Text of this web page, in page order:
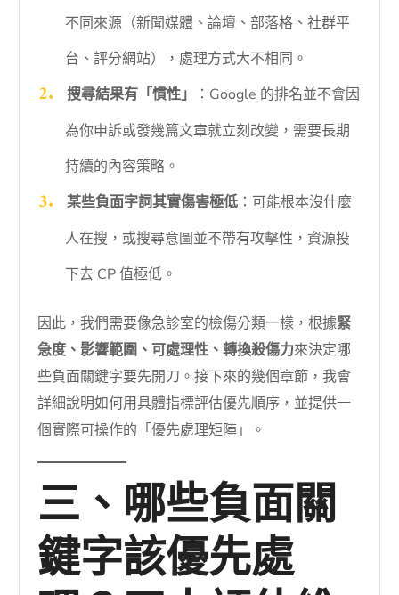
不同來源（新聞媒體、論壇、部落格、社群平
台、評分網站），處理方式大不相同。
搜尋結果有「慣性」
：Google 的排名並不會因
為你申訴或發幾篇文章就立刻改變，需要長期
持續的內容策略。
某些負面字詞其實傷害極低：可能根本沒什麼
人在搜，或搜尋意圖並不帶有攻擊性，資源投
下去 CP 值極低。
因此，我們需要像急診室的檢傷分類一樣，根據緊
急度、影響範圍、可處理性、轉換殺傷力來決定哪
些負面關鍵字要先開刀。接下來的幾個章節，我會
詳細說明如何用具體指標評估優先順序，並提供一
個實際可操作的「優先處理矩陣」。
三、哪些負面關
鍵字該優先處